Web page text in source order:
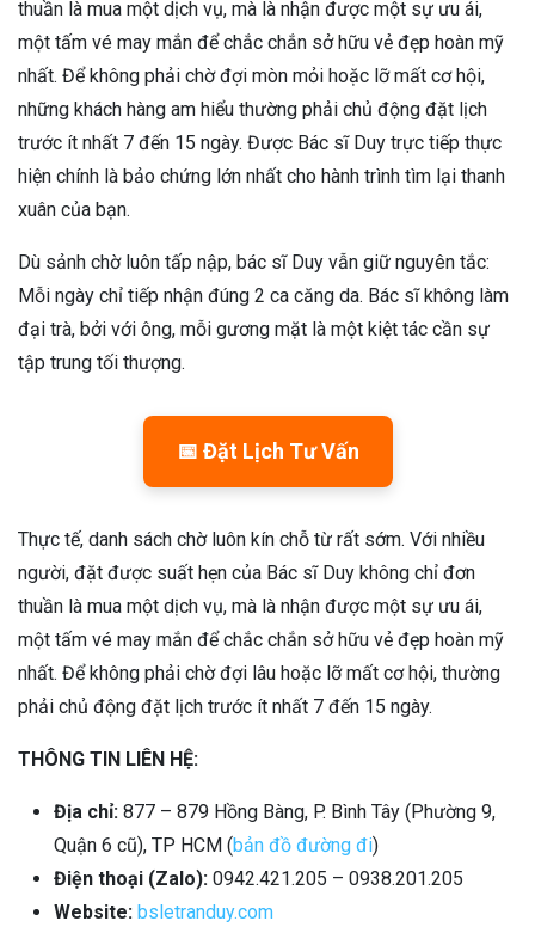
thuần là mua một dịch vụ, mà là nhận được một sự ưu ái,
một tấm vé may mắn để chắc chắn sở hữu vẻ đẹp hoàn mỹ
nhất. Để không phải chờ đợi mòn mỏi hoặc lỡ mất cơ hội,
những khách hàng am hiểu thường phải chủ động đặt lịch
trước ít nhất 7 đến 15 ngày. Được Bác sĩ Duy trực tiếp thực
hiện chính là bảo chứng lớn nhất cho hành trình tìm lại thanh
xuân của bạn.
Dù sảnh chờ luôn tấp nập, bác sĩ Duy vẫn giữ nguyên tắc:
Mỗi ngày chỉ tiếp nhận đúng 2 ca căng da. Bác sĩ không làm
đại trà, bởi với ông, mỗi gương mặt là một kiệt tác cần sự
tập trung tối thượng.
📅 Đặt Lịch Tư Vấn
Thực tế, danh sách chờ luôn kín chỗ từ rất sớm. Với nhiều
người, đặt được suất hẹn của Bác sĩ Duy không chỉ đơn
thuần là mua một dịch vụ, mà là nhận được một sự ưu ái,
một tấm vé may mắn để chắc chắn sở hữu vẻ đẹp hoàn mỹ
nhất. Để không phải chờ đợi lâu hoặc lỡ mất cơ hội, thường
phải chủ động đặt lịch trước ít nhất 7 đến 15 ngày.
THÔNG TIN LIÊN HỆ:
Địa chỉ: 877 – 879 Hồng Bàng, P. Bình Tây (Phường 9,
Quận 6 cũ), TP HCM (bản đồ đường đi)
Điện thoại (Zalo): 0942.421.205 – 0938.201.205
Website: bsletranduy.com